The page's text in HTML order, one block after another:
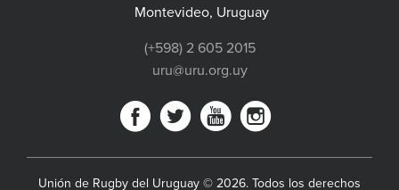
Montevideo, Uruguay
(+598) 2 605 2015
uru@uru.org.uy
Unión de Rugby del Uruguay © 2026. Todos los derechos